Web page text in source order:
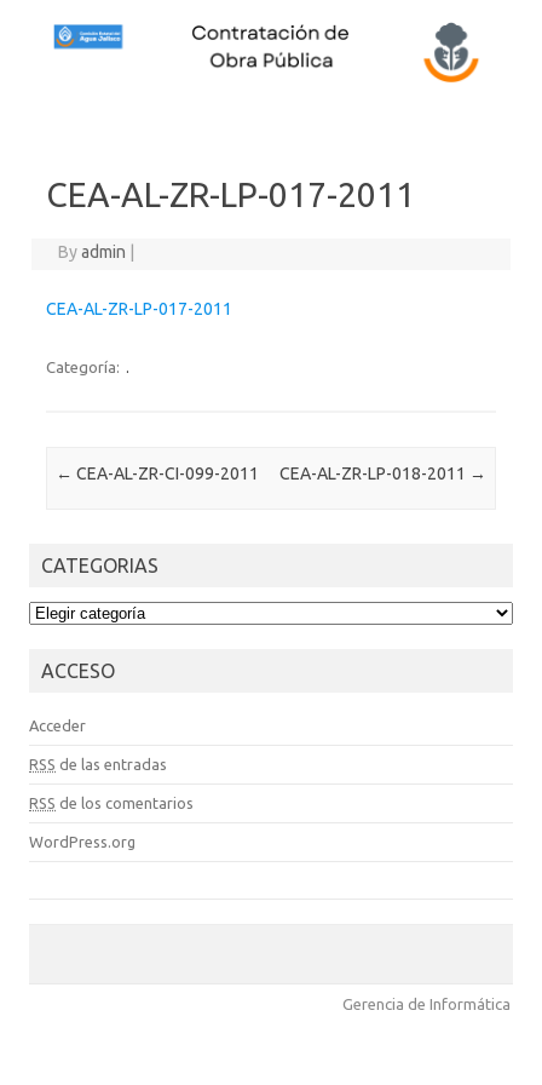
CEA-AL-ZR-LP-017-2011
Byadmin
CEA-AL-ZR-LP-017-2011
Categoría:
Post navigation
← CEA-AL-ZR-CI-099-2011 CEA-AL-ZR-LP-018-2011 →
CATEGORIAS
CATEGORIAS
ACCESO
Acceder
RSS de las entradas
RSS de los comentarios
WordPress.org
Gerencia de Informática